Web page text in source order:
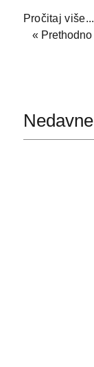
Pročitaj više...
« Prethodno